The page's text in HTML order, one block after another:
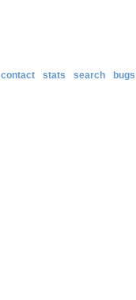
contact stats search bugs